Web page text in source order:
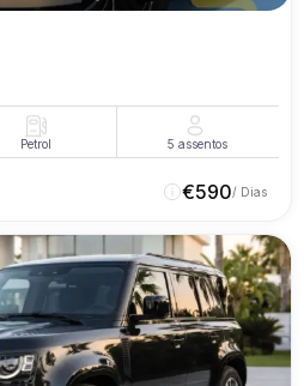
Petrol 5 assentos
€590/ Dias